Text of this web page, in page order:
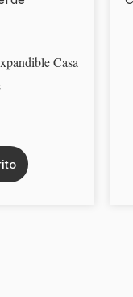
Casa